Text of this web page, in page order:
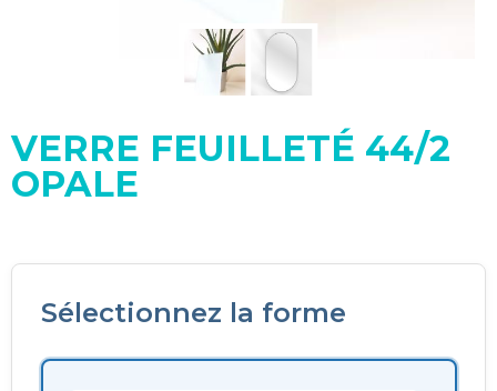
VERRE FEUILLETÉ 44/2
OPALE
Sélectionnez la forme